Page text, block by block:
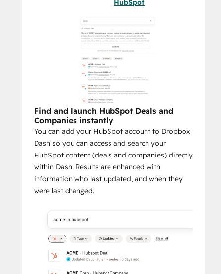
HubSpot
Find and launch HubSpot Deals and
Companies instantly
You can add your HubSpot account to Dropbox
Dash so you can access and search your
HubSpot content (deals and companies) directly
within Dash. Results are enhanced with
information who last updated, and when they
were last changed.